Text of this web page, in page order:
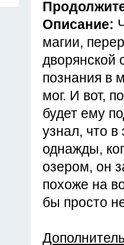
Описание:
магии,
дворянской
познания в
мог. И вот,
будет ему
узнал, что
однажды,
озером, он
похоже на
бы просто